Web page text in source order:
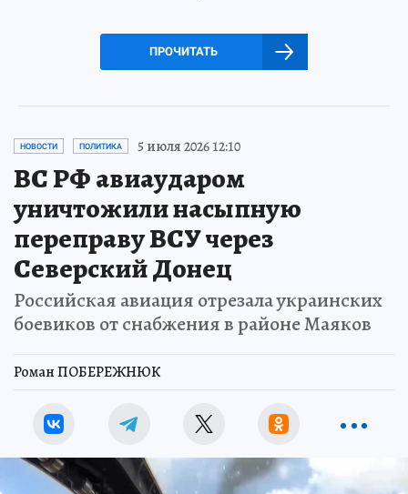
ПРОЧИТАТЬ
НОВОСТИ ПОЛИТИКА 5 июля 2026 12:10
ВС РФ авиаударом
уничтожили насыпную
переправу ВСУ через
Северский Донец
Российская авиация отрезала украинских
боевиков от снабжения в районе Маяков
Роман ПОБЕРЕЖНЮК